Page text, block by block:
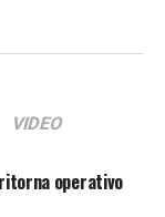
VIDEO
operativo